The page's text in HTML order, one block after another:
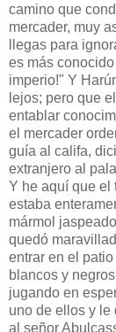
camino que
mercader, muy
llegas para
es más
imperio!" Y
lejos; pero que
entablar
el mercader
guía al califa,
extranjero al
Y he aquí que el
estaba
mármol
quedó
entrar en el
blancos y
jugando en
uno de ellos y le
al señor